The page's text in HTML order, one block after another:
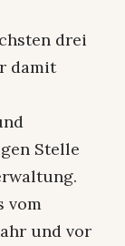
drei
damit
Stelle
vom
und vor